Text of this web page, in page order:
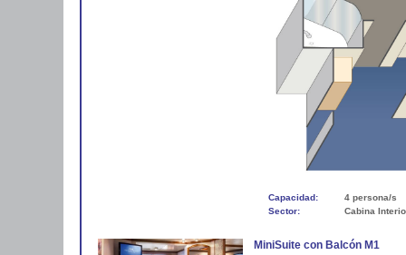
Capacidad:
4 persona/s
Sector:
Cabina
MiniSuite con Balcón M1